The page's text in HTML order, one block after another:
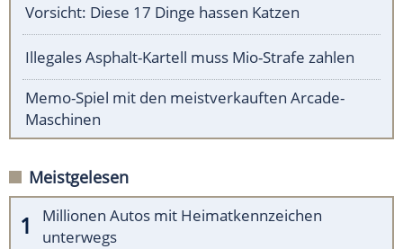
Vorsicht: Diese 17 Dinge hassen Katzen
Illegales Asphalt-Kartell muss Mio-Strafe zahlen
Memo-Spiel mit den meistverkauften Arcade-
Maschinen
Meistgelesen
Millionen Autos mit Heimatkennzeichen
unterwegs